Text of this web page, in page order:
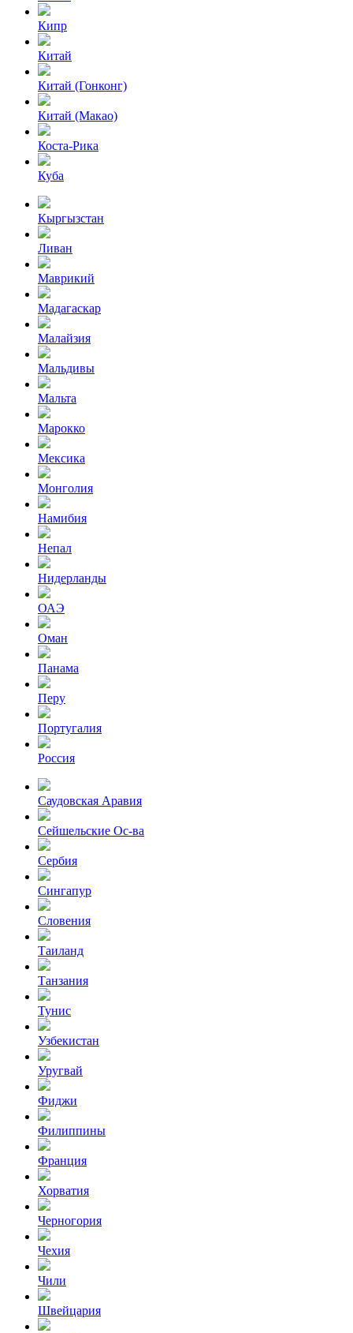
Кипр
Китай
Китай (Гонконг)
Китай (Макао)
Коста-Рика
Куба
Кыргызстан
Ливан
Маврикий
Мадагаскар
Малайзия
Мальдивы
Мальта
Марокко
Мексика
Монголия
Намибия
Непал
Нидерланды
ОАЭ
Оман
Панама
Перу
Португалия
Россия
Саудовская Аравия
Сейшельские Оc-ва
Сербия
Сингапур
Словения
Таиланд
Танзания
Тунис
Узбекистан
Уругвай
Фиджи
Филиппины
Франция
Хорватия
Черногория
Чехия
Чили
Швейцария